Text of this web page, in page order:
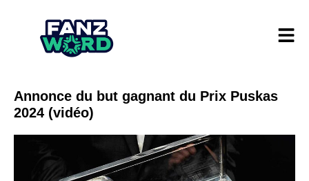
Annonce du but gagnant du Prix Puskas
2024 (vidéo)